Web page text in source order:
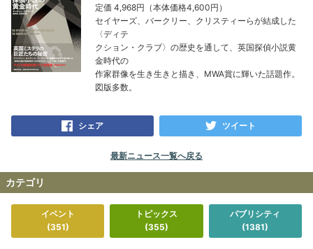
定価 4,968円（本体価格4,600円）
セイヤーズ、バークリー、クリスティーらが結成した
〈ディテ
クション・クラブ〉の歴史を通して、英国探偵小説黄
金時代の
作家群像を生き生きと描き、MWA賞に輝いた話題作。
図版多数。
シェア ツイート
最新ニュース一覧へ戻る
カテゴリ
イベント
(351)
トピックス
(355)
パブリシティ
(1381)